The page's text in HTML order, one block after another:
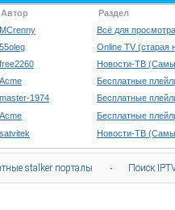
Автор Раздел
MCrenny Всё для
55oleg Online TV (старая
free2260 Новости-ТВ
Acme Бесплатные
master-1974 Бесплатные
Acme Бесплатные
satvitek Новости-ТВ
stalker порталы · Поиск